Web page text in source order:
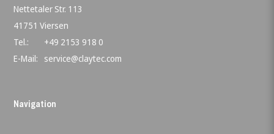
Nettetaler Str. 113
41751 Viersen
Tel.:
+49 2153 918 0
E-Mail:
service@claytec.com
Navigation